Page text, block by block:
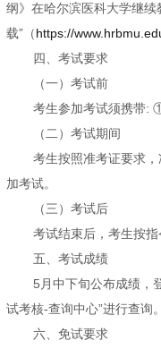
纲》在哈尔滨医科大学继
载”（https://
四、考试要求
（一）考试前
考生参加考试须携带:
（二）考试期间
考生按照准考证要求
加考试。
（三）考试后
考试结束后，考生按指
五、考试成绩
5月中下旬公布成绩，
试考核-查询中心”进行查询
六、免试要求